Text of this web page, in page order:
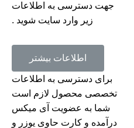
جهت دسترسی به اطلاعات
زیر وارد سایت شوید .
اطلاعات بیشتر
برای دسترسی به اطلاعات
تخصصی محصول لازم است
شما به عضویت آی میکس
درآمده و کارت حاوی یوزر و